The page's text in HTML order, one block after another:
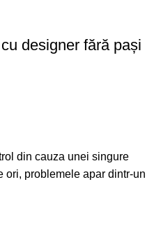
designer fără pași
din cauza unei singure
ori, problemele apar dintr-un